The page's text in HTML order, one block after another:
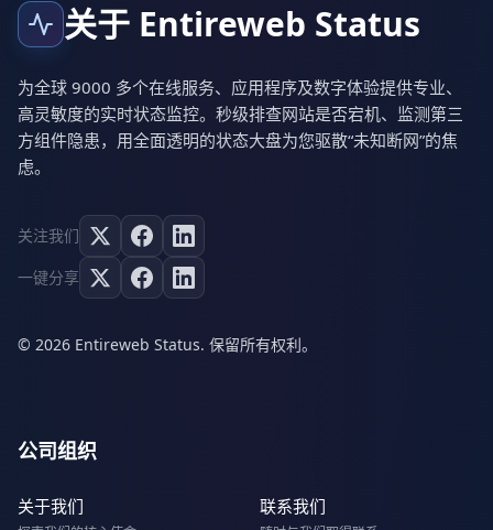
关于 Entireweb Status
为全球 9000 多个在线服务、应用程序及数字体验提供专业、
高灵敏度的实时状态监控。秒级排查网站是否宕机、监测第三
方组件隐患，用全面透明的状态大盘为您驱散“未知断网”的焦
虑。
关注我们
一键分享
© 2026 Entireweb Status. 保留所有权利。
公司组织
关于我们 联系我们